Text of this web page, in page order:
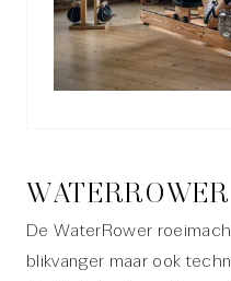
WATERROWER
De WaterRower
blikvanger maar ook